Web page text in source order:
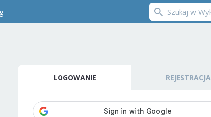
LOGOWANIE REJESTRACJA